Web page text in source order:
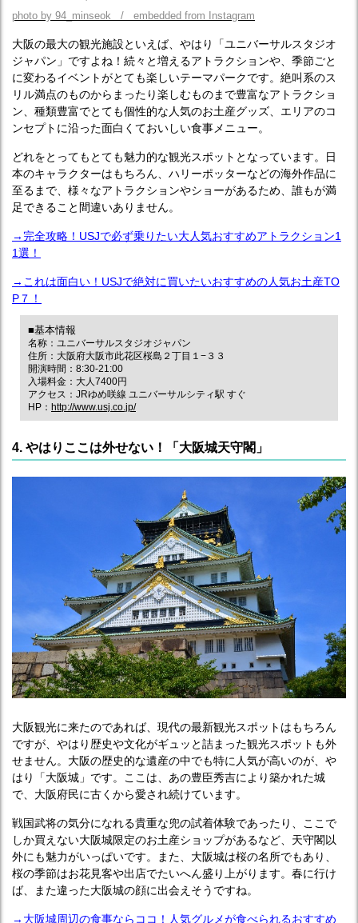
photo by 94_minseok / embedded from Instagram
大阪の最大の観光施設といえば、やはり「ユニバーサルスタジオ
ジャパン」ですよね！続々と増えるアトラクションや、季節ごと
に変わるイベントがとても楽しいテーマパークです。絶叫系のス
リル満点のものからまったり楽しむものまで豊富なアトラクショ
ン、種類豊富でとても個性的な人気のお土産グッズ、エリアのコ
ンセプトに沿った面白くておいしい食事メニュー。
どれをとってもとても魅力的な観光スポットとなっています。日
本のキャラクターはもちろん、ハリーポッターなどの海外作品に
至るまで、様々なアトラクションやショーがあるため、誰もが満
足できること間違いありません。
→完全攻略！USJで必ず乗りたい大人気おすすめアトラクション1
1選！
→これは面白い！USJで絶対に買いたいおすすめの人気お土産TO
P７！
■基本情報
名称：ユニバーサルスタジオジャパン
住所：大阪府大阪市此花区桜島２丁目１−３３
開演時間：8:30-21:00
入場料金：大人7400円
アクセス：JRゆめ咲線 ユニバーサルシティ駅 すぐ
HP： http://www.usj.co.jp/
4. やはりここは外せない！「大阪城天守閣」
大阪観光に来たのであれば、現代の最新観光スポットはもちろん
ですが、やはり歴史や文化がギュッと詰まった観光スポットも外
せません。大阪の歴史的な遺産の中でも特に人気が高いのが、や
はり「大阪城」です。ここは、あの豊臣秀吉により築かれた城
で、大阪府民に古くから愛され続けています。
戦国武将の気分になれる貴重な兜の試着体験であったり、ここで
しか買えない大阪城限定のお土産ショップがあるなど、天守閣以
外にも魅力がいっぱいです。また、大阪城は桜の名所でもあり、
桜の季節はお花見客や出店でたいへん盛り上がります。春に行け
ば、また違った大阪城の顔に出会えそうですね。
→大阪城周辺の食事ならココ！人気グルメが食べられるおすすめ